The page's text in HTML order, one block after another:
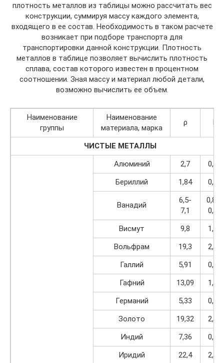
плотность металлов из таблицы можно рассчитать вес
конструкции, суммируя массу каждого элемента,
входящего в ее состав. Необходимость в таком расчете
возникает при подборе транспорта для
транспортировки данной конструкции. Плотность
металлов в таблице позволяет вычислить плотность
сплава, состав которого известен в процентном
соотношении. Зная массу и материал любой детали,
возможно вычислить ее объем.
Наименование
группы
Наименование
материала, марка
ρ К
ЧИСТЫЕ МЕТАЛЛЫ
Алюминий 2,7
0,34
Бериллий
1,84 0,23
Ванадий
6,5-
7,1
0,83-
0,90
Висмут
9,8
1,24
Вольфрам
19,3
2,45
Галлий
5,91
0,75
Гафний
13,09
1,66
Германий
5,33
0,68
Золото
19,32
2,45
Индий
7,36
0,93
Иридий
22,4
2,84